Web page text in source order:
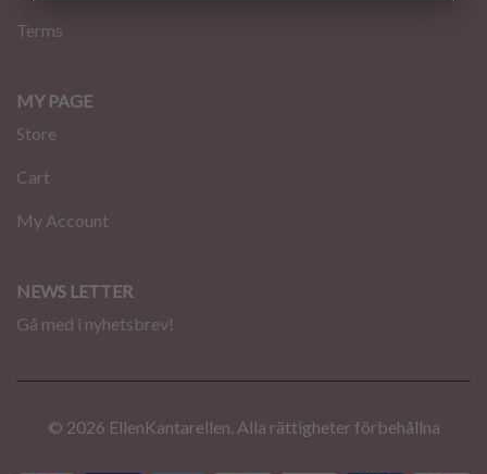
Terms
MY PAGE
Store
Cart
My Account
NEWS LETTER
Gå med i nyhetsbrev!
© 2026 EllenKantarellen. Alla rättigheter förbehållna